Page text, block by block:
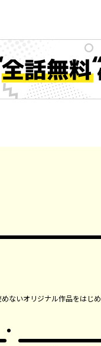
ないオリジナル作品をはじ